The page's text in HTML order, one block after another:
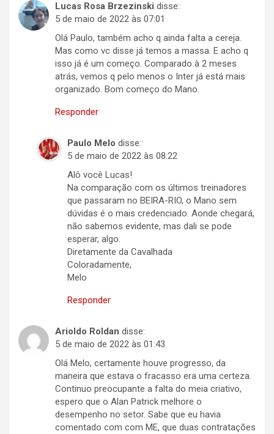
Lucas Rosa Brzezinski disse:
5 de maio de 2022 às 07:01
Olá Paulo, também acho q ainda falta a cereja.
Mas como vc disse já temos a massa. E acho q
isso já é um começo. Comparado à 2 meses
atrás, vemos q pelo menos o Inter já está mais
organizado. Bom começo do Mano.
Responder
Paulo Melo disse:
5 de maio de 2022 às 08:22
Alô você Lucas!
Na comparação com os últimos treinadores
que passaram no BEIRA-RIO, o Mano sem
dúvidas é o mais credenciado. Aonde chegará,
não sabemos evidente, mas dali se pode
esperar, algo.
Diretamente da Cavalhada
Coloradamente,
Melo
Responder
Arioldo Roldan disse:
5 de maio de 2022 às 01:43
Olá Melo, certamente houve progresso, da
maneira que estava o fracasso era uma certeza.
Continuo preocupante a falta do meia criativo,
espero que o Alan Patrick melhore o
desempenho no setor. Sabe que eu havia
comentado com com ME, que duas contratações